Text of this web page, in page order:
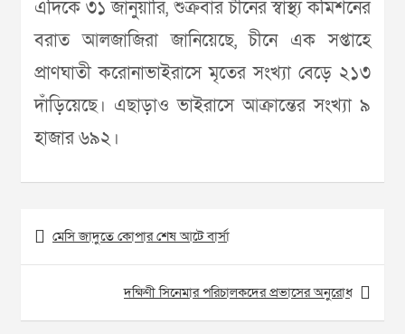
এদিকে ৩১ জানুয়ারি, শুক্রবার চীনের স্বাস্থ্য কমিশনের
বরাত আলজাজিরা জানিয়েছে, চীনে এক সপ্তাহে
প্রাণঘাতী করোনাভাইরাসে মৃতের সংখ্যা বেড়ে ২১৩
দাঁড়িয়েছে। এছাড়াও ভাইরাসে আক্রান্তের সংখ্যা ৯
হাজার ৬৯২।
Post
navigation
মেসি জাদুতে কোপার শেষ আটে বার্সা
দক্ষিণী সিনেমার পরিচালকদের প্রভাসের অনুরোধ